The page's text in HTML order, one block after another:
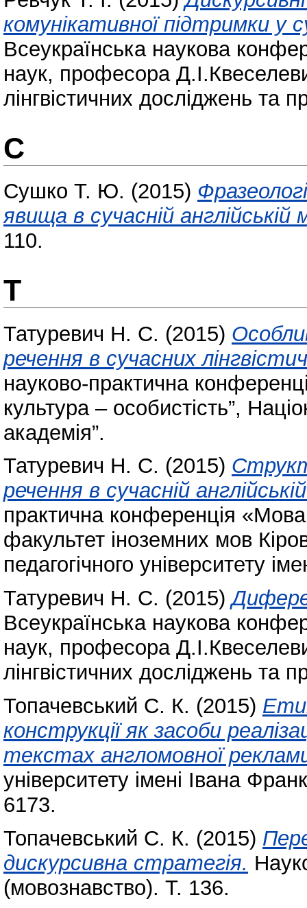
комунікативної підтримки у
Всеукраїнська наукова
наук, професора
лінгвістичних досліджень та
С
Сушко Т. Ю. (2015)
явища в сучасній англійській
110.
Т
Татуревич Н. С. (2015)
речення в сучасних
науково-практична
культура – особистість”,
академія”.
Татуревич Н. С. (2015)
речення в сучасній
практична конференція
факультет іноземних мов
педагогічного університету
Татуревич Н. С. (2015)
Всеукраїнська наукова
наук, професора
лінгвістичних досліджень та
Топачевський С. К. (2015)
конструкції як засоби
текстах англомовної
університету імені Івана
6173.
Топачевський С. К. (2015)
дискурсивна стратегія.
(мовознавство). Т. 136.